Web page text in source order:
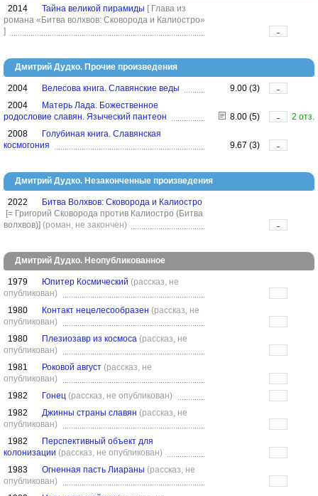
2014 Тайна великой пирамиды [ Глава из
романа «Битва волхвов: Сковорода и Калиостро»
]
-
Дмитрий Дудко. Прочие произведения
2004 Велесова книга. Славянские веды 9.00 (3)
-
2004
Матерь Лада. Божественное
родословие славян. Языческий пантеон
8.00 (5) -
2 отз.
2008
Голубиная книга. Славянская
космогония
9.67 (3) -
Дмитрий Дудко. Незаконченные произведения
2022
Битва Волхвов: Сковорода и Калиостро
[= Григорий Сковорода против Калиостро (Битва
волхвов)] (роман, не закончен) -
Дмитрий Дудко. Неопубликованное
1979 Юпитер Космический (рассказ, не
опубликован)
1980
Контакт нецелесообразен (рассказ, не
опубликован)
1980
Плезиозавр из космоса (рассказ, не
опубликован)
1981
Роковой август (рассказ, не
опубликован)
1982
Гонец (рассказ, не опубликован)
1982
Джинны страны славян (рассказ, не
опубликован)
1982
Перспективный объект для
колонизации (рассказ, не опубликован)
1983
Огненная пасть Лиараны (рассказ, не
опубликован)